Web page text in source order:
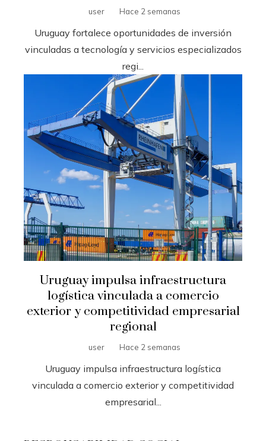
user Hace 2 semanas
Uruguay fortalece oportunidades de inversión
vinculadas a tecnología y servicios especializados
regi...
Uruguay impulsa infraestructura
logística vinculada a comercio
exterior y competitividad empresarial
regional
user Hace 2 semanas
Uruguay impulsa infraestructura logística
vinculada a comercio exterior y competitividad
empresarial...